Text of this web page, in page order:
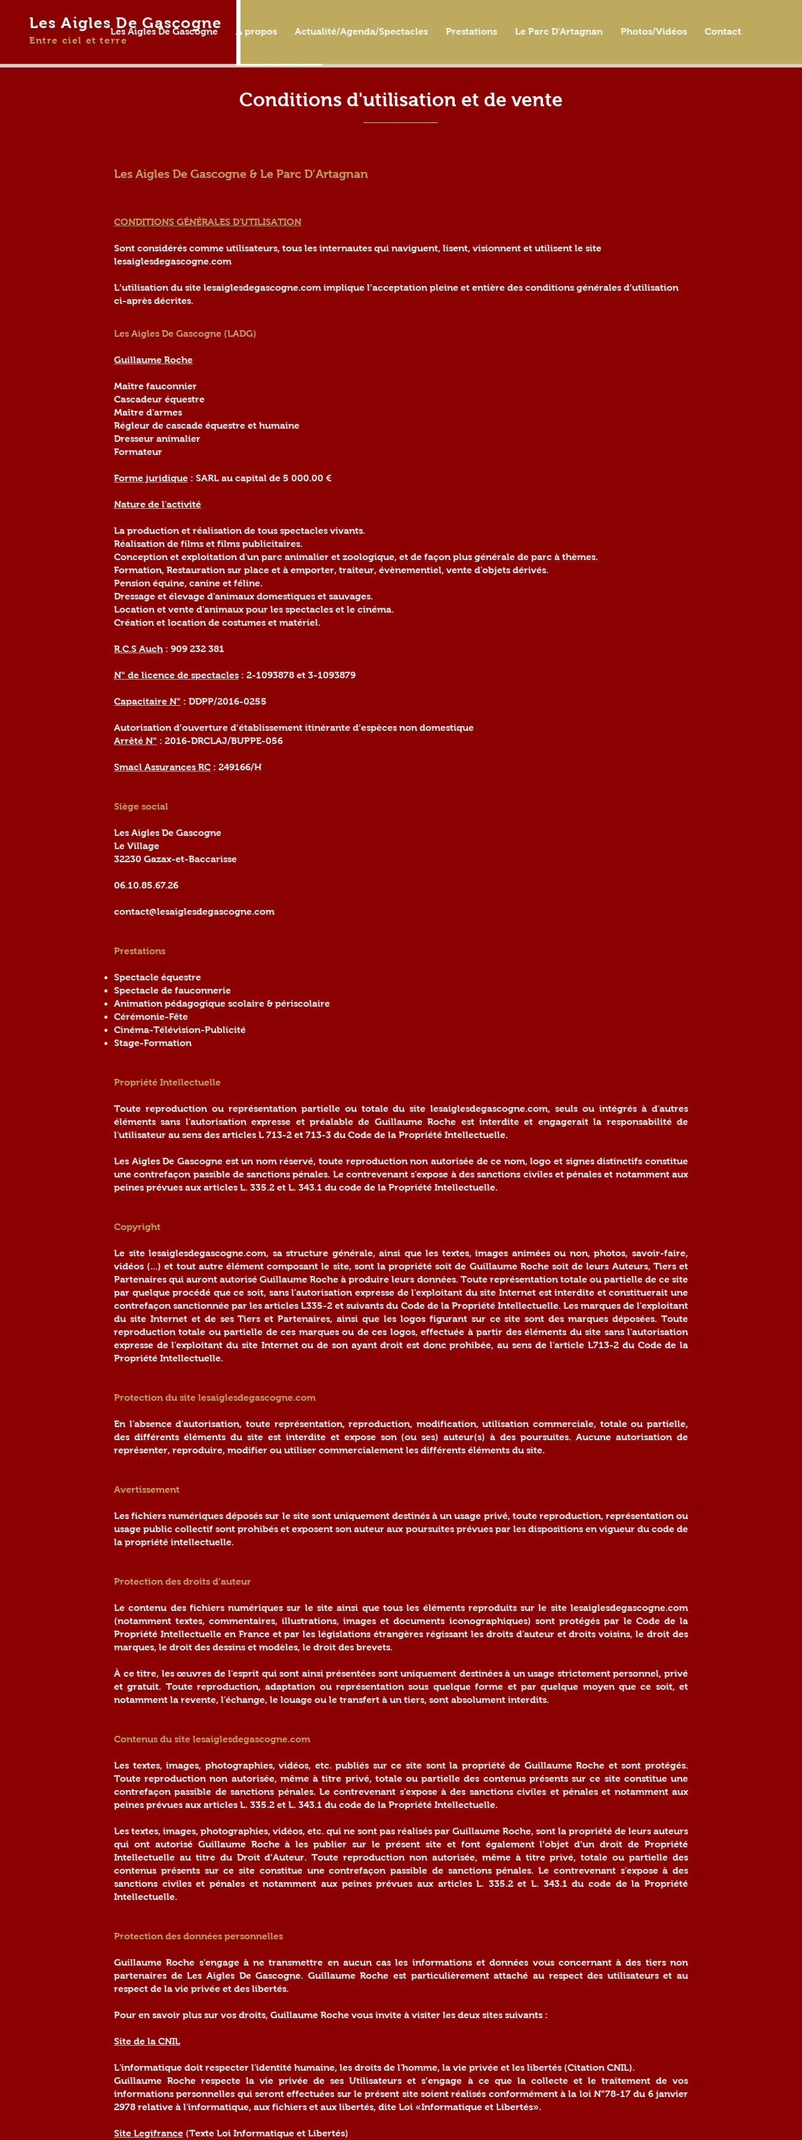
Les Aigles De Gascogne
Entre ciel et terre
Les Aigles De Gascogne A propos Actualité/Agenda/Spectacles Prestations Le Parc D'Artagnan Photos/Vidéos Contact
Conditions d'utilisation et de vente
Les Aigles De Gascogne & Le Parc D’Artagnan
CONDITIONS GÉNÉRALES D'UTILISATION
Sont considérés comme utilisateurs, tous les internautes qui naviguent, lisent, visionnent et utilisent le site
lesaiglesdegascogne.com
L’utilisation du site lesaiglesdegascogne.com implique l’acceptation pleine et entière des conditions générales d’utilisation
ci-après décrites.
Les Aigles De Gascogne (LADG)
Guillaume Roche
Maître fauconnier
Cascadeur équestre
Maître d'armes
Régleur de cascade équestre et humaine
Dresseur animalier
Formateur
Forme juridique : SARL au capital de 5 000.00 €
Nature de l'activité
La production et réalisation de tous spectacles vivants.
Réalisation de films et films publicitaires.
Conception et exploitation d'un parc animalier et zoologique, et de façon plus générale de parc à thèmes.
Formation, Restauration sur place et à emporter, traiteur, évènementiel, vente d'objets dérivés.
Pension équine, canine et féline.
Dressage et élevage d'animaux domestiques et sauvages.
Location et vente d'animaux pour les spectacles et le cinéma.
Création et location de costumes et matériel.
R.C.S Auch : 909 232 381
N° de licence de spectacles : 2-1093878 et 3-1093879
Capacitaire N° : DDPP/2016-0255
Autorisation d’ouverture d’établissement itinérante d’espèces non domestique
Arrêté N° : 2016-DRCLAJ/BUPPE-056
Smacl Assurances RC : 249166/H
Siège social
Les Aigles De Gascogne
Le Village
32230 Gazax-et-Baccarisse
06.10.85.67.26
contact@lesaiglesdegascogne.com
Prestations
Spectacle équestre
Spectacle de fauconnerie
Animation pédagogique scolaire & périscolaire
Cérémonie-Fête
Cinéma-Télévision-Publicité
Stage-Formation
Propriété Intellectuelle
Toute reproduction ou représentation partielle ou totale du site lesaiglesdegascogne.com, seuls ou intégrés à d'autres
éléments sans l'autorisation expresse et préalable de Guillaume Roche est interdite et engagerait la responsabilité de
l'utilisateur au sens des articles L 713-2 et 713-3 du Code de la Propriété Intellectuelle.
Les Aigles De Gascogne est un nom réservé, toute reproduction non autorisée de ce nom, logo et signes distinctifs constitue
une contrefaçon passible de sanctions pénales. Le contrevenant s'expose à des sanctions civiles et pénales et notamment aux
peines prévues aux articles L. 335.2 et L. 343.1 du code de la Propriété Intellectuelle.
Copyright
Le site lesaiglesdegascogne.com, sa structure générale, ainsi que les textes, images animées ou non, photos, savoir-faire,
vidéos (...) et tout autre élément composant le site, sont la propriété soit de Guillaume Roche soit de leurs Auteurs, Tiers et
Partenaires qui auront autorisé Guillaume Roche à produire leurs données. Toute représentation totale ou partielle de ce site
par quelque procédé que ce soit, sans l'autorisation expresse de l'exploitant du site Internet est interdite et constituerait une
contrefaçon sanctionnée par les articles L335-2 et suivants du Code de la Propriété Intellectuelle. Les marques de l'exploitant
du site Internet et de ses Tiers et Partenaires, ainsi que les logos figurant sur ce site sont des marques déposées. Toute
reproduction totale ou partielle de ces marques ou de ces logos, effectuée à partir des éléments du site sans l'autorisation
expresse de l'exploitant du site Internet ou de son ayant droit est donc prohibée, au sens de l'article L713-2 du Code de la
Propriété Intellectuelle.
Protection du site lesaiglesdegascogne.com
En l'absence d'autorisation, toute représentation, reproduction, modification, utilisation commerciale, totale ou partielle,
des différents éléments du site est interdite et expose son (ou ses) auteur(s) à des poursuites. Aucune autorisation de
représenter, reproduire, modifier ou utiliser commercialement les différents éléments du site.
Avertissement
Les fichiers numériques déposés sur le site sont uniquement destinés à un usage privé, toute reproduction, représentation ou
usage public collectif sont prohibés et exposent son auteur aux poursuites prévues par les dispositions en vigueur du code de
la propriété intellectuelle.
Protection des droits d’auteur
Le contenu des fichiers numériques sur le site ainsi que tous les éléments reproduits sur le site lesaiglesdegascogne.com
(notamment textes, commentaires, illustrations, images et documents iconographiques) sont protégés par le Code de la
Propriété Intellectuelle en France et par les législations étrangères régissant les droits d'auteur et droits voisins, le droit des
marques, le droit des dessins et modèles, le droit des brevets.
À ce titre, les œuvres de l'esprit qui sont ainsi présentées sont uniquement destinées à un usage strictement personnel, privé
et gratuit. Toute reproduction, adaptation ou représentation sous quelque forme et par quelque moyen que ce soit, et
notamment la revente, l'échange, le louage ou le transfert à un tiers, sont absolument interdits.
Contenus du site lesaiglesdegascogne.com
Les textes, images, photographies, vidéos, etc. publiés sur ce site sont la propriété de Guillaume Roche et sont protégés.
Toute reproduction non autorisée, même à titre privé, totale ou partielle des contenus présents sur ce site constitue une
contrefaçon passible de sanctions pénales. Le contrevenant s'expose à des sanctions civiles et pénales et notamment aux
peines prévues aux articles L. 335.2 et L. 343.1 du code de la Propriété Intellectuelle.
Les textes, images, photographies, vidéos, etc. qui ne sont pas réalisés par Guillaume Roche, sont la propriété de leurs auteurs
qui ont autorisé Guillaume Roche à les publier sur le présent site et font également l’objet d’un droit de Propriété
Intellectuelle au titre du Droit d’Auteur. Toute reproduction non autorisée, même à titre privé, totale ou partielle des
contenus présents sur ce site constitue une contrefaçon passible de sanctions pénales. Le contrevenant s'expose à des
sanctions civiles et pénales et notamment aux peines prévues aux articles L. 335.2 et L. 343.1 du code de la Propriété
Intellectuelle.
Protection des données personnelles
Guillaume Roche s'engage à ne transmettre en aucun cas les informations et données vous concernant à des tiers non
partenaires de Les Aigles De Gascogne. Guillaume Roche est particulièrement attaché au respect des utilisateurs et au
respect de la vie privée et des libertés.
Pour en savoir plus sur vos droits, Guillaume Roche vous invite à visiter les deux sites suivants :
Site de la CNIL
L'informatique doit respecter l'identité humaine, les droits de l'homme, la vie privée et les libertés (Citation CNIL).
Guillaume Roche respecte la vie privée de ses Utilisateurs et s’engage à ce que la collecte et le traitement de vos
informations personnelles qui seront effectuées sur le présent site soient réalisés conformément à la loi N°78-17 du 6 janvier
2978 relative à l'informatique, aux fichiers et aux libertés, dite Loi «Informatique et Libertés».
Site Legifrance (Texte Loi Informatique et Libertés)